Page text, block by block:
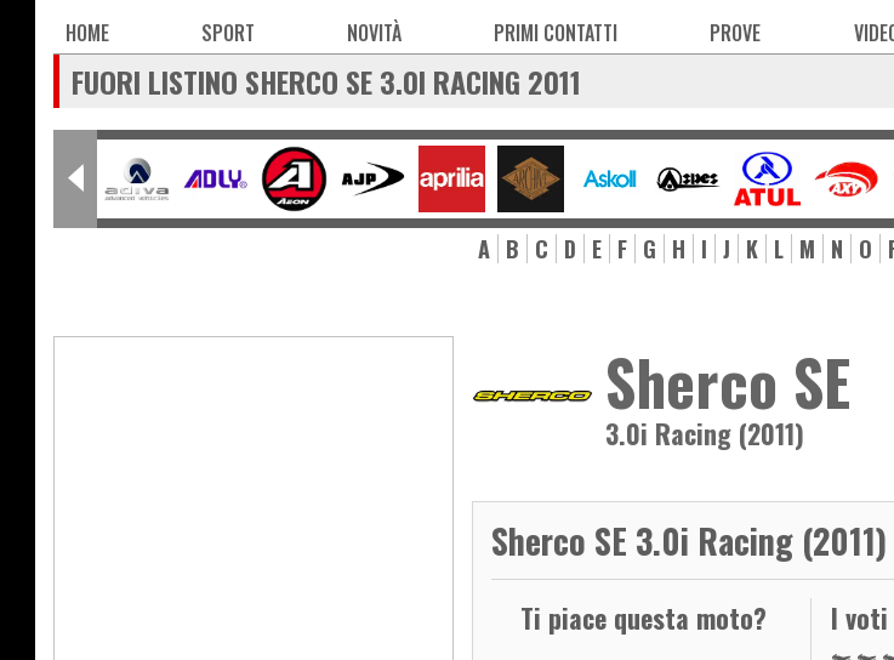
Main
navigation
HOME SPORT NOVITÀ PRIMI CONTATTI PROVE
FUORI LISTINO SHERCO SE 3.0I RACING 2011
A B C D E F G H I J K L M N O
Sherco SE
3.0i Racing (2011)
Sherco SE 3.0i Racing
Ti piace questa moto? I